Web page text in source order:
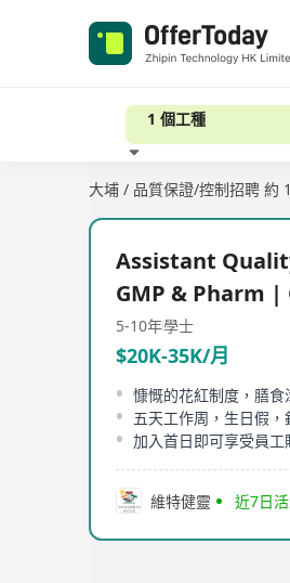
1 個工種
大埔 / 品質保證/控制招聘 約
Assistant
GMP & Pharm
5-10年學士
$20K-35K/月
慷慨的花紅制度，膳食
五天工作周，生日假，
加入首日即可享受員工
維特健靈 近7日